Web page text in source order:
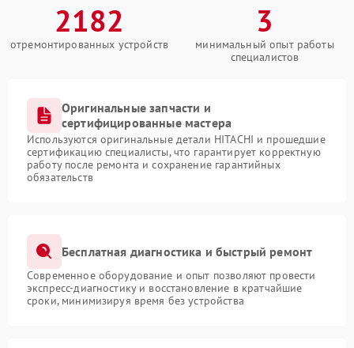
2182
отремонтированных устройств
3
минимальный опыт работы
специалистов
Оригинальные запчасти и
сертифицированные мастера
Используются оригинальные детали HITACHI и прошедшие
сертификацию специалисты, что гарантирует корректную
работу после ремонта и сохранение гарантийных
обязательств
Бесплатная диагностика и быстрый ремонт
Современное оборудование и опыт позволяют провести
экспресс-диагностику и восстановление в кратчайшие
сроки, минимизируя время без устройства